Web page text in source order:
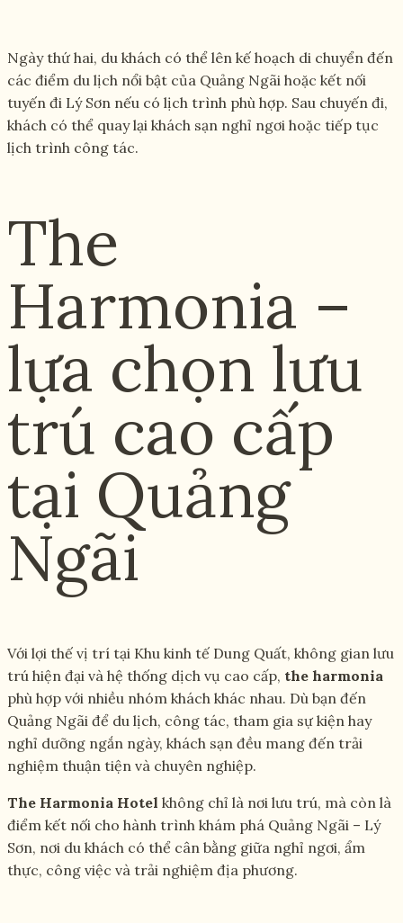
Ngày thứ hai, du khách có thể lên kế hoạch di chuyển đến
các điểm du lịch nổi bật của Quảng Ngãi hoặc kết nối
tuyến đi Lý Sơn nếu có lịch trình phù hợp. Sau chuyến đi,
khách có thể quay lại khách sạn nghỉ ngơi hoặc tiếp tục
lịch trình công tác.
The
Harmonia –
lựa chọn lưu
trú cao cấp
tại Quảng
Ngãi
Với lợi thế vị trí tại Khu kinh tế Dung Quất, không gian lưu
trú hiện đại và hệ thống dịch vụ cao cấp, the harmonia
phù hợp với nhiều nhóm khách khác nhau. Dù bạn đến
Quảng Ngãi để du lịch, công tác, tham gia sự kiện hay
nghỉ dưỡng ngắn ngày, khách sạn đều mang đến trải
nghiệm thuận tiện và chuyên nghiệp.
The Harmonia Hotel không chỉ là nơi lưu trú, mà còn là
điểm kết nối cho hành trình khám phá Quảng Ngãi – Lý
Sơn, nơi du khách có thể cân bằng giữa nghỉ ngơi, ẩm
thực, công việc và trải nghiệm địa phương.